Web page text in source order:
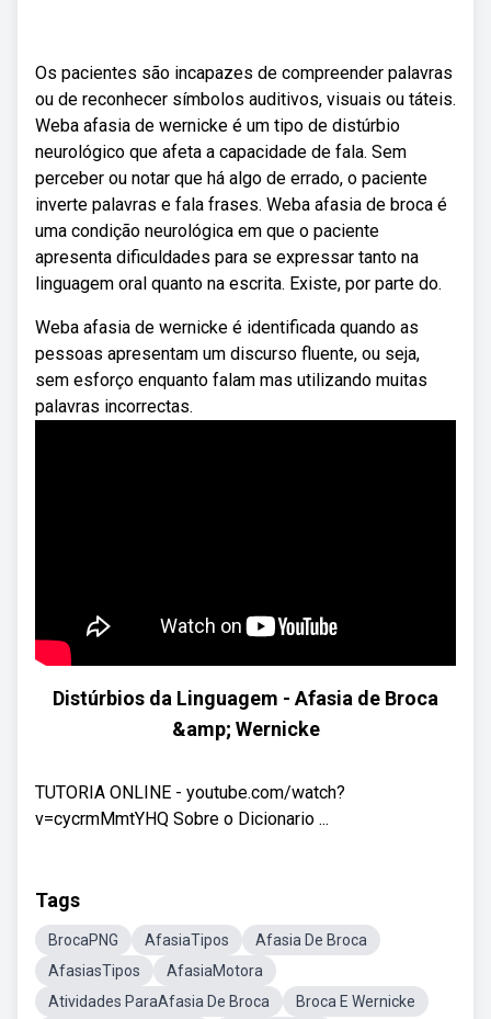
Os pacientes são incapazes de compreender palavras
ou de reconhecer símbolos auditivos, visuais ou táteis.
Weba afasia de wernicke é um tipo de distúrbio
neurológico que afeta a capacidade de fala. Sem
perceber ou notar que há algo de errado, o paciente
inverte palavras e fala frases. Weba afasia de broca é
uma condição neurológica em que o paciente
apresenta dificuldades para se expressar tanto na
linguagem oral quanto na escrita. Existe, por parte do.
Weba afasia de wernicke é identificada quando as
pessoas apresentam um discurso fluente, ou seja,
sem esforço enquanto falam mas utilizando muitas
palavras incorrectas.
Distúrbios da Linguagem - Afasia de Broca
&amp; Wernicke
TUTORIA ONLINE - youtube.com/watch?
v=cycrmMmtYHQ Sobre o Dicionario ...
Tags
BrocaPNG AfasiaTipos
Afasia De Broca
AfasiasTipos
AfasiaMotora
Atividades ParaAfasia De Broca
Broca E Wernicke